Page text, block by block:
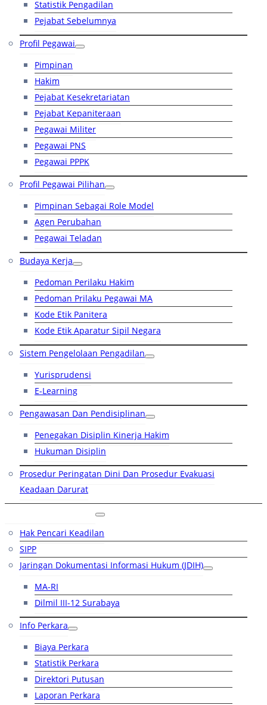
Statistik Pengadilan
Pejabat Sebelumnya
Profil Pegawai
Pimpinan
Hakim
Pejabat Kesekretariatan
Pejabat Kepaniteraan
Pegawai Militer
Pegawai PNS
Pegawai PPPK
Profil Pegawai Pilihan
Pimpinan Sebagai Role Model
Agen Perubahan
Pegawai Teladan
Budaya Kerja
Pedoman Perilaku Hakim
Pedoman Prilaku Pegawai MA
Kode Etik Panitera
Kode Etik Aparatur Sipil Negara
Sistem Pengelolaan Pengadilan
Yurisprudensi
E-Learning
Pengawasan Dan Pendisiplinan
Penegakan Disiplin Kinerja Hakim
Hukuman Disiplin
Prosedur Peringatan Dini Dan Prosedur Evakuasi
Keadaan Darurat
Hak Pencari Keadilan
SIPP
Jaringan Dokumentasi Informasi Hukum (JDIH)
MA-RI
Dilmil III-12 Surabaya
Info Perkara
Biaya Perkara
Statistik Perkara
Direktori Putusan
Laporan Perkara